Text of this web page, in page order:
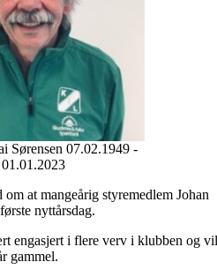
Sørensen 07.02.1949 -
01.01.2023
at mangeårig styremedlem Johan
nyttårsdag.
engasjert i flere verv i klubben og vil
gammel.